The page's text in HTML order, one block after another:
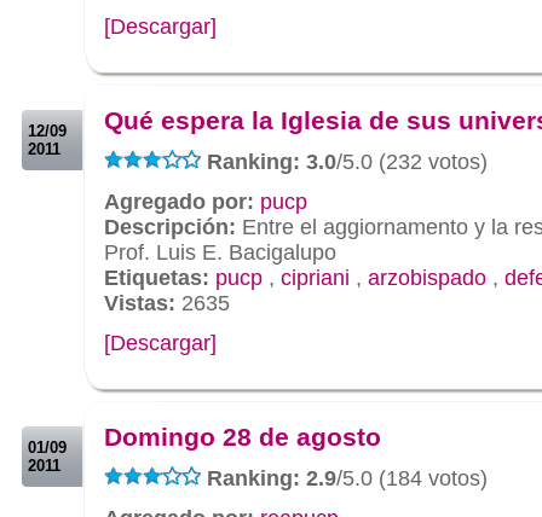
[Descargar]
12/09
2011
Qué espera la Iglesia de sus
Ranking: 3.0/5.0 (232 votos)
Agregado por: pucp
Descripción: Entre el aggiornamento y la
Prof. Luis E. Bacigalupo
Etiquetas: pucp , cipriani , arzobispado ,
Vistas: 2635
[Descargar]
01/09
2011
Domingo 28 de agosto
Ranking: 2.9/5.0 (184 votos)